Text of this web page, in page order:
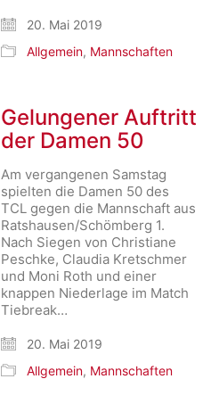
20. Mai 2019
Allgemein, Mannschaften
Gelungener Auftritt
der Damen 50
Am vergangenen Samstag
spielten die Damen 50 des
TCL gegen die Mannschaft aus
Ratshausen/Schömberg 1.
Nach Siegen von Christiane
Peschke, Claudia Kretschmer
und Moni Roth und einer
knappen Niederlage im Match
Tiebreak…
20. Mai 2019
Allgemein, Mannschaften